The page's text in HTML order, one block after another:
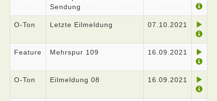
Sendung
O-Ton Letzte Eilmeldung 07.10.2021
Feature Mehrspur 109 16.09.2021
O-Ton Eilmeldung 08 16.09.2021